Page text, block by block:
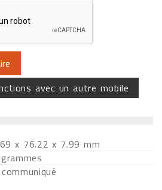
avec un autre mobile
x 76.22 x 7.99 mm